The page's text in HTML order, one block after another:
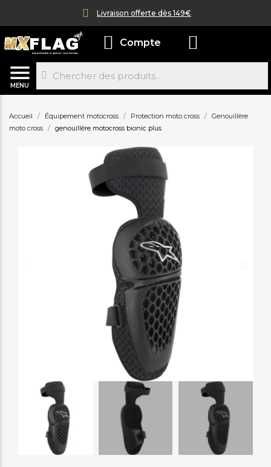
Livraison offerte dès 149€
MENU
Compte
Accueil Équipement motocross Protection moto cross
Genouillère
moto cross
genouillère motocross bionic plus